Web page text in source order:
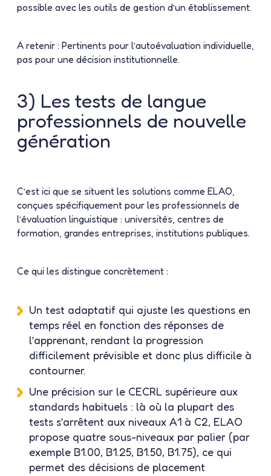
possible avec les outils de gestion d’un établissement.
A retenir : Pertinents pour l’autoévaluation individuelle,
pas pour une décision institutionnelle.
3) Les tests de langue
professionnels de nouvelle
génération
C’est ici que se situent les solutions comme ELAO,
conçues spécifiquement pour les professionnels de
l’évaluation linguistique : universités, centres de
formation, grandes entreprises, institutions publiques.
Ce qui les distingue concrètement :
Un test adaptatif qui ajuste les questions en
temps réel en fonction des réponses de
l’apprenant, rendant la progression
difficilement prévisible et donc plus difficile à
contourner.
Une précision sur le CECRL supérieure aux
standards habituels : là où la plupart des
tests s’arrêtent aux niveaux A1 à C2, ELAO
propose quatre sous-niveaux par palier (par
exemple B1.00, B1.25, B1.50, B1.75), ce qui
permet des décisions de placement